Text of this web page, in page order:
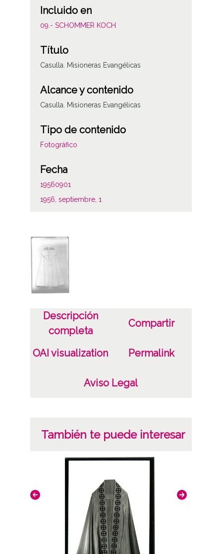
Incluido en
09.- SCHOMMER KOCH
Título
Casulla. Misioneras Evangélicas
Alcance y contenido
Casulla. Misioneras Evangélicas
Tipo de contenido
Fotográfico
Fecha
19560901
1956, septiembre, 1
Signatura anterior: 189-6 Signatura copias:
Carpeta 231 - Positivos 33744 Signatura
Licencia de las imágenes
Descripción
completa
Compartir
OAI visualization Permalink
Aviso Legal
También te puede interesar